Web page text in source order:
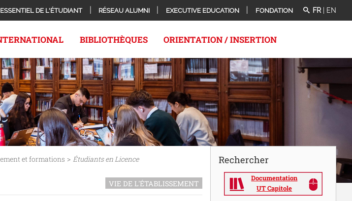
DE L'ÉTUDIANT RÉSEAU ALUMNI EXECUTIVE EDUCATION FONDATION FR EN
BIBLIOTHÈQUES ORIENTATION / INSERTION
et formations > Étudiants en Licence
VIE DE L'ÉTABLISSEMENT
Rechercher
Documentation
UT Capitole